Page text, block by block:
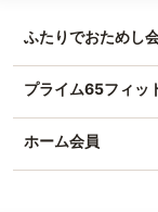
ふたりでおためし
プライム65フィッ
ホーム会員